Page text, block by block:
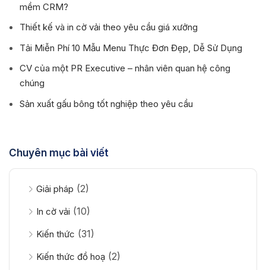
mềm CRM?
Thiết kế và in cờ vải theo yêu cầu giá xưởng
Tải Miễn Phí 10 Mẫu Menu Thực Đơn Đẹp, Dễ Sử Dụng
CV của một PR Executive – nhân viên quan hệ công
chúng
Sản xuất gấu bông tốt nghiệp theo yêu cầu
Chuyên mục bài viết
Giải pháp (2)
In cờ vải (10)
Kiến thức (31)
Kiến thức đồ hoạ (2)